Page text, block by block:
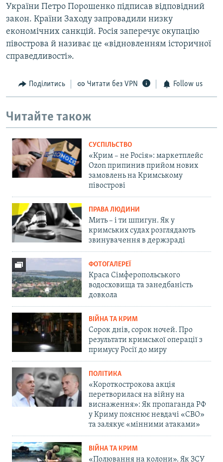
України Петро Порошенко підписав відповідний
закон. Країни Заходу запровадили низку
економічних санкцій. Росія заперечує окупацію
півострова й називає це «відновленням історичної
справедливості».
Поділитись Читати без VPN Follow us
Читайте також
СУСПІЛЬСТВО
«Крим – не Росія»: маркетплейс
Ozon припинив прийом нових
замовлень на Кримському
півострові
ПРАВА ЛЮДИНИ
Мить – і ти шпигун. Як у
кримських судах розглядають
звинувачення в держзраді
ФОТОГАЛЕРЕЇ
Краса Сімферопольського
водосховища та занедбаність
довкола
ВІЙНА ТА КРИМ
Сорок днів, сорок ночей. Про
результати кримської операції з
примусу Росії до миру
ПОЛІТИКА
«Короткострокова акція
перетворилася на війну на
виснаження»: Як пропаганда РФ
у Криму пояснює невдачі «СВО»
та залякує «мінними атаками»
ВІЙНА ТА КРИМ
«Полювання на колони». Як ЗСУ